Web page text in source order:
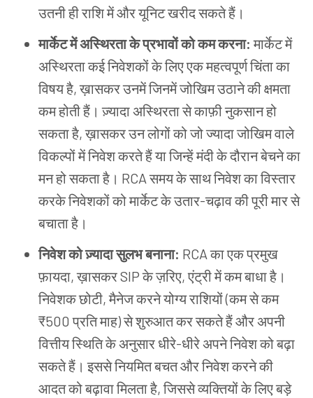
उतनी ही राशि में और यूनिट खरीद सकते हैं।
मार्केट में अस्थिरता के प्रभावों को कम करना: मार्केट में
अस्थिरता कई निवेशकों के लिए एक महत्वपूर्ण चिंता का
विषय है, ख़ासकर उनमें जिनमें जोखिम उठाने की क्षमता
कम होती हैं। ज़्यादा अस्थिरता से काफ़ी नुकसान हो
सकता है, ख़ासकर उन लोगों को जो ज्यादा जोखिम वाले
विकल्पों में निवेश करते हैं या जिन्हें मंदी के दौरान बेचने का
मन हो सकता है। RCA समय के साथ निवेश का विस्तार
करके निवेशकों को मार्केट के उतार-चढ़ाव की पूरी मार से
बचाता है।
निवेश को ज़्यादा सुलभ बनाना: RCA का एक प्रमुख
फ़ायदा, ख़ासकर SIP के ज़रिए, एंट्री में कम बाधा है।
निवेशक छोटी, मैनेज करने योग्य राशियों (कम से कम
₹500 प्रति माह) से शुरुआत कर सकते हैं और अपनी
वित्तीय स्थिति के अनुसार धीरे-धीरे अपने निवेश को बढ़ा
सकते हैं। इससे नियमित बचत और निवेश करने की
आदत को बढ़ावा मिलता है, जिससे व्यक्तियों के लिए बड़े